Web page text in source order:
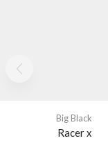
Big Black
Racer x